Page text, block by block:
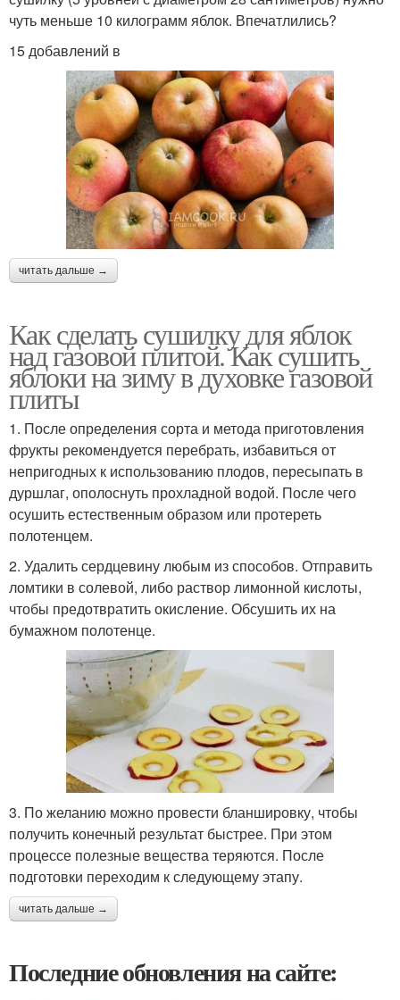
чуть меньше 10 килограмм яблок. Впечатлились?
15 добавлений в
читать дальше →
Как сделать сушилку для яблок
над газовой плитой. Как сушить
яблоки на зиму в духовке газовой
плиты
1. После определения сорта и метода приготовления
фрукты рекомендуется перебрать, избавиться от
непригодных к использованию плодов, пересыпать в
дуршлаг, ополоснуть прохладной водой. После чего
осушить естественным образом или протереть
полотенцем.
2. Удалить сердцевину любым из способов. Отправить
ломтики в солевой, либо раствор лимонной кислоты,
чтобы предотвратить окисление. Обсушить их на
бумажном полотенце.
3. По желанию можно провести бланшировку, чтобы
получить конечный результат быстрее. При этом
процессе полезные вещества теряются. После
подготовки переходим к следующему этапу.
читать дальше →
Последние обновления на сайте: